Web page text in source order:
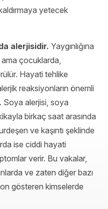
yetecek
alerjisidir. Yaygınlığına
ama çocuklarda,
Hayati tehlike
reaksiyonların önemli
Soya alerjisi, soya
birkaç saat arasında
ve kaşıntı şeklinde
ise ciddi hayati
verir. Bu vakalar,
ve zaten diğer bazı
gösteren kimselerde